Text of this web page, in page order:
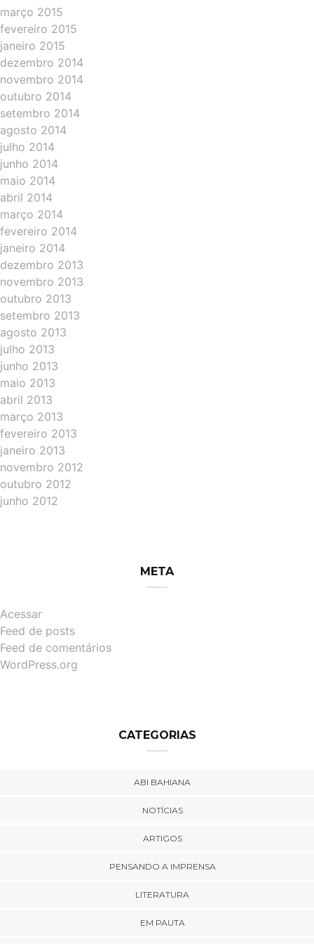
março 2015
fevereiro 2015
janeiro 2015
dezembro 2014
novembro 2014
outubro 2014
setembro 2014
agosto 2014
julho 2014
junho 2014
maio 2014
abril 2014
março 2014
fevereiro 2014
janeiro 2014
dezembro 2013
novembro 2013
outubro 2013
setembro 2013
agosto 2013
julho 2013
junho 2013
maio 2013
abril 2013
março 2013
fevereiro 2013
janeiro 2013
novembro 2012
outubro 2012
junho 2012
META
Acessar
Feed de posts
Feed de comentários
WordPress.org
CATEGORIAS
ABI BAHIANA
NOTÍCIAS
ARTIGOS
PENSANDO A IMPRENSA
LITERATURA
EM PAUTA